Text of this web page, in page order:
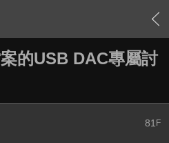
› 內容
的USB DAC專屬討
81 F